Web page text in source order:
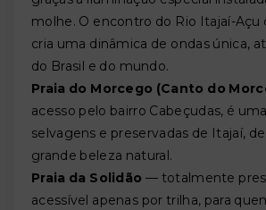
molhe. O encontro do Rio Itajaí-
cria uma dinâmica de ondas única,
do Brasil e do mundo.
Praia do Morcego (Canto do
acesso pelo bairro Cabeçudas, é
selvagens e preservadas de Itajaí,
grande beleza natural.
Praia da Solidão — totalmente
acessível apenas por trilha, para